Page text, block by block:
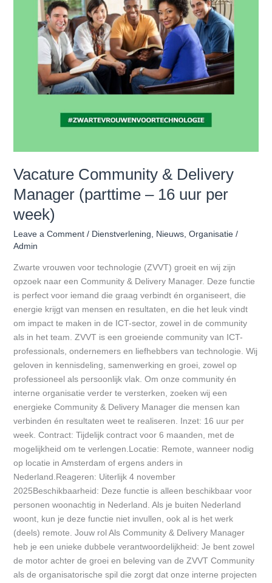
Vacature Community & Delivery
Manager (parttime – 16 uur per
week)
Leave a Comment / Dienstverlening, Nieuws, Organisatie/
Admin
Zwarte vrouwen voor technologie (ZVVT) groeit en wij zijn
opzoek naar een Community & Delivery Manager. Deze functie
is perfect voor iemand die graag verbindt én organiseert, die
energie krijgt van mensen en resultaten, en die het leuk vindt
om impact te maken in de ICT-sector, zowel in de community
als in het team. ZVVT is een groeiende community van ICT-
professionals, ondernemers en liefhebbers van technologie. Wij
geloven in kennisdeling, samenwerking en groei, zowel op
professioneel als persoonlijk vlak. Om onze community én
interne organisatie verder te versterken, zoeken wij een
energieke Community & Delivery Manager die mensen kan
verbinden én resultaten weet te realiseren. Inzet: 16 uur per
week. Contract: Tijdelijk contract voor 6 maanden, met de
mogelijkheid om te verlengen.Locatie: Remote, wanneer nodig
op locatie in Amsterdam of ergens anders in
Nederland.Reageren: Uiterlijk 4 november
2025Beschikbaarheid: Deze functie is alleen beschikbaar voor
personen woonachtig in Nederland. Als je buiten Nederland
woont, kun je deze functie niet invullen, ook al is het werk
(deels) remote. Jouw rol Als Community & Delivery Manager
heb je een unieke dubbele verantwoordelijkheid: Je bent zowel
de motor achter de groei en beleving van de ZVVT Community
als de organisatorische spil die zorgt dat onze interne projecten